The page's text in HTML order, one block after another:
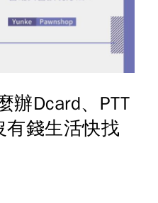
辦Dcard、PTT
錢生活快找